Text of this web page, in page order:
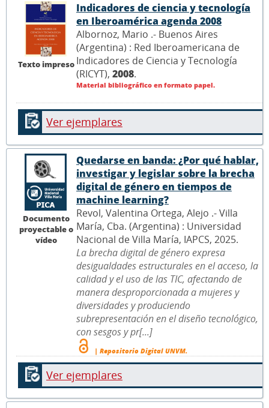
Texto impreso
Indicadores de ciencia y tecnología
en Iberoamérica agenda 2008
Albornoz, Mario .- Buenos Aires
(Argentina) : Red Iberoamericana de
Indicadores de Ciencia y Tecnología
(RICYT), 2008.
Material bibliográfico en formato papel.
Ver ejemplares
Documento
proyectable o
vídeo
Quedarse en banda: ¿Por qué hablar,
investigar y legislar sobre la brecha
digital de género en tiempos de
machine learning?
Revol, Valentina Ortega, Alejo .- Villa
María, Cba. (Argentina) : Universidad
Nacional de Villa María, IAPCS, 2025.
La brecha digital de género expresa
desigualdades estructurales en el acceso, la
calidad y el uso de las TIC, afectando de
manera desproporcionada a mujeres y
diversidades y produciendo
subrepresentación en el diseño tecnológico,
con sesgos y pr[...]
| Repositorio Digital UNVM.
Ver ejemplares